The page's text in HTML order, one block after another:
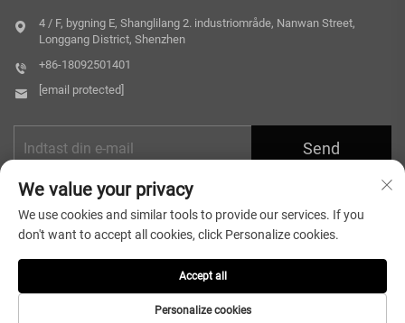
4 / F, bygning E, Shanglilang 2. industriområde, Nanwan Street,
Longgang District, Shenzhen
+86-18092501401
[email protected]
Send
Copyright © 2026 Shenzhen Microlong Technology Co., Ltd. Alle
rettigheder forbeholdes. Privatlivspolitik
We value your privacy
We use cookies and similar tools to provide our services. If you
don't want to accept all cookies, click Personalize cookies.
Personalize cookies
Accept all